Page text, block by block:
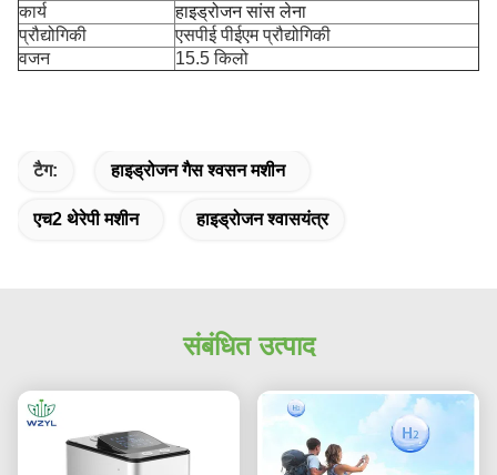
कार्य
हाइड्रोजन सांस लेना
प्रौद्योगिकी
एसपीई पीईएम प्रौद्योगिकी
वजन
15.5 किलो
टैग: हाइड्रोजन गैस श्वसन मशीन
एच2 थेरेपी मशीन हाइड्रोजन श्वासयंत्र
संबंधित उत्पाद